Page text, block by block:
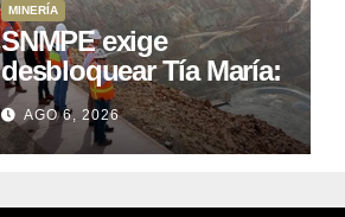
MINERÍA
SNMPE exige
desbloquear Tía María:
el proyecto de
US$1.400M que Perú
lleva 15 años
AGO 6, 2026